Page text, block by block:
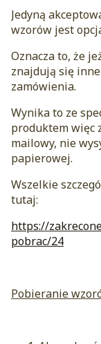
Jedyną
wzorów jest
Oznacza to, że
znajdują się
zamówienia.
Wynika to ze
produktem więc
mailowy, nie
papierowej.
Wszelkie
tutaj:
https://
pobrac/24
Pobieranie